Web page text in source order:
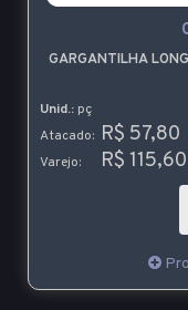
GARGANTILHA
Unid.: pç
Atacado: R$ 57,80
Varejo: R$ 115,60